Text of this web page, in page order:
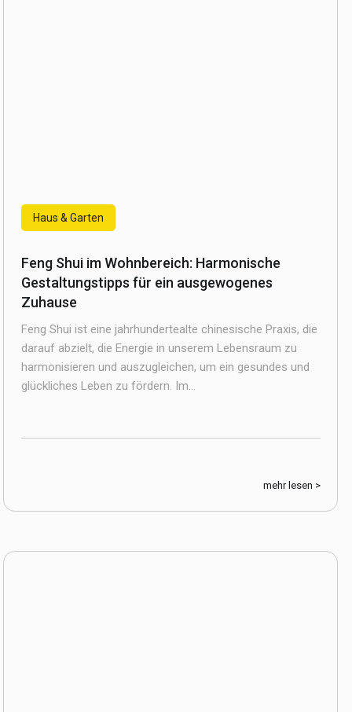
Haus & Garten
Feng Shui im Wohnbereich: Harmonische
Gestaltungstipps für ein ausgewogenes
Zuhause
Feng Shui ist eine jahrhundertealte chinesische Praxis, die
darauf abzielt, die Energie in unserem Lebensraum zu
harmonisieren und auszugleichen, um ein gesundes und
glückliches Leben zu fördern. Im...
mehr lesen >